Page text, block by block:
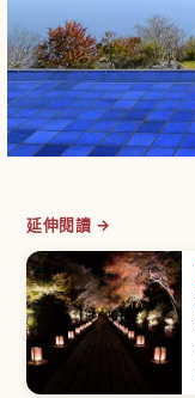
延伸閱讀 →